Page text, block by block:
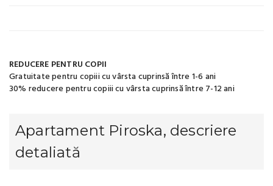
REDUCERE PENTRU COPII
Gratuitate pentru copiii cu vârsta cuprinsă între 1-6 ani
30% reducere pentru copiii cu vârsta cuprinsă între 7-12 ani
Apartament Piroska, descriere
detaliată